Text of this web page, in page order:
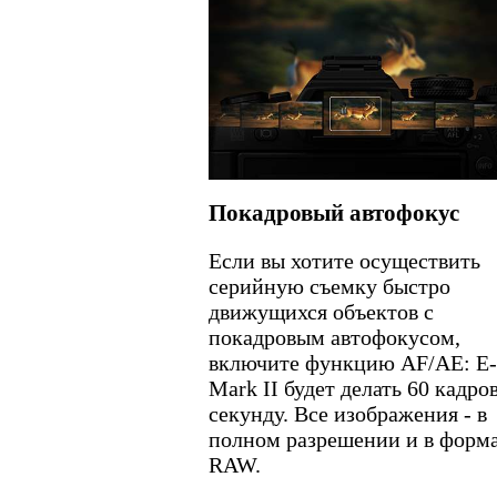
Покадровый автофокус
Если вы хотите осуществить
серийную съемку быстро
движущихся объектов с
покадровым автофокусом,
включите функцию AF/AE:
Mark II будет делать 60
секунду. Все изображения - в
полном разрешении и в
RAW.